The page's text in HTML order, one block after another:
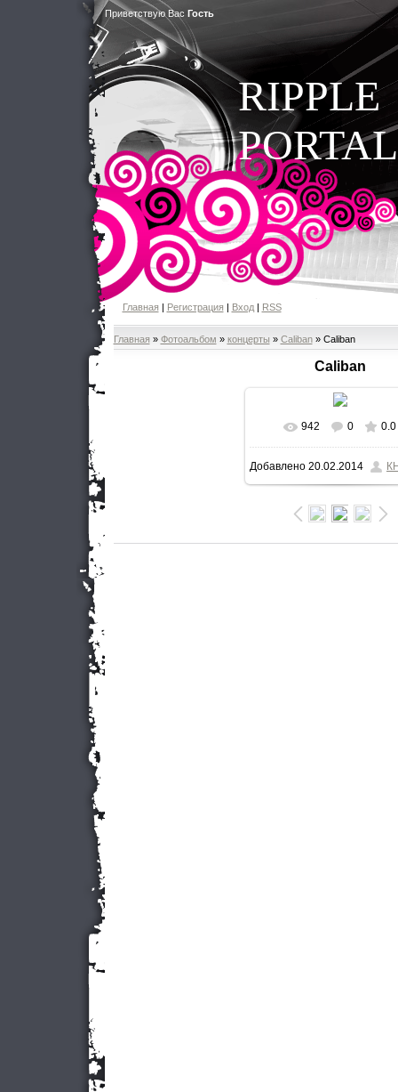
Приветствую Вас Гость
RIPPLE
PORTAL
Главная| Регистрация| Вход| RSS
Главная » Фотоальбом » концерты » Caliban» Caliban
Caliban
В реальном
800x532/ 82.6Kb
942 0 0.0
Добавлено 20.02.2014